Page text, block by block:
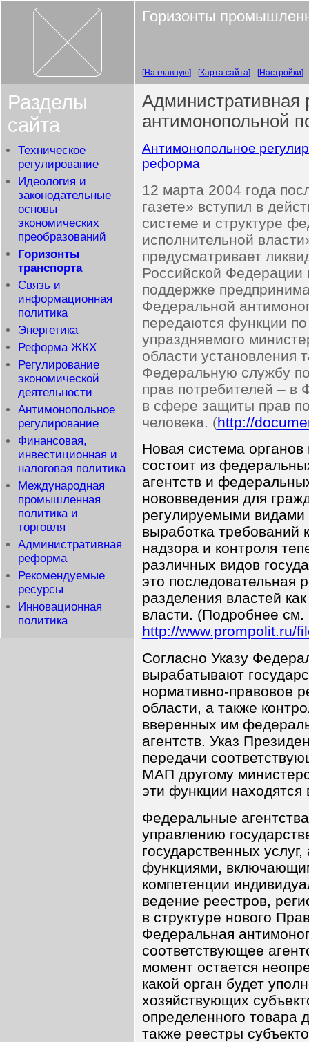
Горизонты
На главную Карта сайта Настройки
Разделы
сайта
Техническое
регулирование
Идеология и
законодательные
основы
экономических
преобразований
Горизонты
транспорта
Связь и
информационная
политика
Энергетика
Реформа ЖКХ
Регулирование
экономической
деятельности
Антимонопольное
регулирование
Финансовая,
инвестиционная и
налоговая политика
Международная
промышленная
политика и
торговля
Административная
реформа
Рекомендуемые
ресурсы
Инновационная
политика
антимонопольной
Антимонопольное
реформа
12 марта 2004 года
газете» вступил в
системе и структуре
исполнительной
предусматривает
Российской Федерации
поддержке
Федеральной
передаются функции
упраздняемого
области установления
Федеральную службу
прав потребителей – в
в сфере защиты прав
человека. (http://
Новая система органов
состоит из
агентств и
нововведения для
регулируемыми видами
выработка требований
надзора и контроля
различных видов
это последовательная
разделения властей
власти. (Подробнее см.
http://www.prompolit.ru/
Согласно Указу
вырабатывают
нормативно-правовое
области, а также
вверенных им
агентств. Указ
передачи
МАП другому
эти функции
Федеральные
управлению
государственных
функциями,
компетенции
ведение реестров,
в структуре нового
Федеральная
соответствующее
момент остается
какой орган будет
хозяйствующих
определенного товара
также реестры